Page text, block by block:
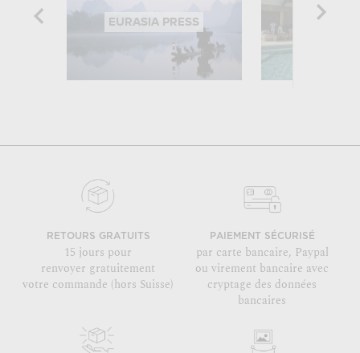
EURASIA PRESS SLIM
RETOURS GRATUITS
15 jours pour
renvoyer gratuitement
votre commande (hors Suisse)
PAIEMENT SÉCURISÉ
par carte bancaire, Paypal
ou virement bancaire avec
cryptage des données
bancaires